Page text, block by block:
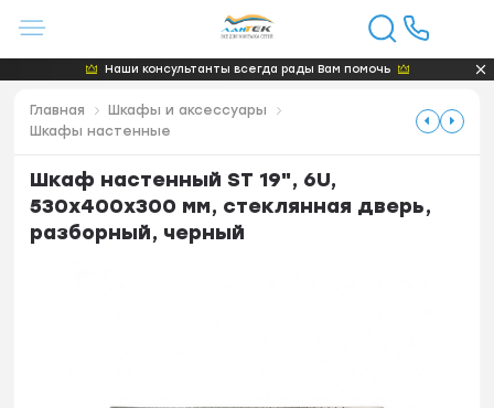
Наши консультанты всегда рады Вам помочь
Главная
Шкафы и аксессуары
Шкафы настенные
Шкаф настенный ST 19", 6U,
530x400x300 мм, стеклянная дверь,
разборный, черный